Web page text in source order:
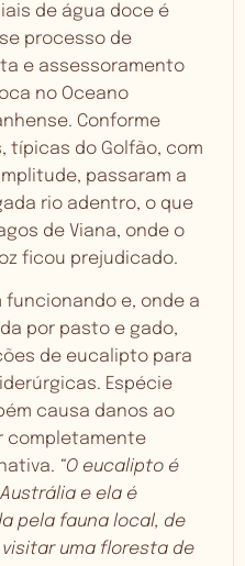
de água doce é
processo de
e assessoramento
no Oceano
Conforme
típicas do Golfão, com
passaram a
rio adentro, o que
de Viana, onde o
ficou prejudicado.
e, onde a
por pasto e gado,
de eucalipto para
Espécie
causa danos ao
completamente
“O eucalipto é
e ela é
pela fauna local, de
uma floresta de